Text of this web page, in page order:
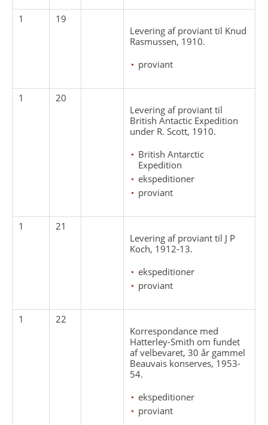
1
19
Levering af proviant til Knud
Rasmussen, 1910.
proviant
1
20
Levering af proviant til
British Antactic Expedition
under R. Scott, 1910.
British Antarctic
Expedition
ekspeditioner
proviant
1
21
Levering af proviant til J P
Koch, 1912-13.
ekspeditioner
proviant
1
22
Korrespondance med
Hatterley-Smith om fundet
af velbevaret, 30 år gammel
Beauvais konserves, 1953-
54.
ekspeditioner
proviant